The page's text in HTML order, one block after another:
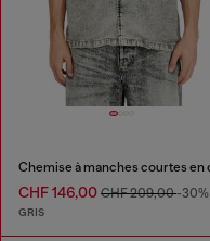
CHF 146,00 CHF 209,00-30%
GRIS